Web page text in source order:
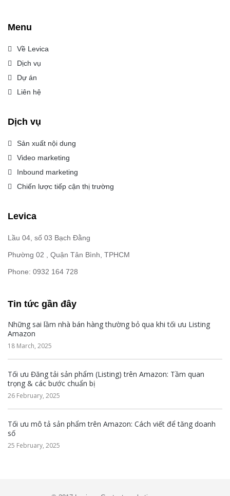
Menu
Về Levica
Dịch vụ
Dự án
Liên hệ
Dịch vụ
Sản xuất nội dung
Video marketing
Inbound marketing
Chiến lược tiếp cận thị trường
Levica
Lầu 04, số 03 Bạch Đằng
Phường 02 , Quận Tân Bình, TPHCM
Phone: 0932 164 728
Tin tức gần đây
Những sai lầm nhà bán hàng thường bỏ qua khi tối ưu Listing
Amazon
18 March, 2025
Tối ưu Đăng tải sản phẩm (Listing) trên Amazon: Tầm quan
trọng & các bước chuẩn bị
26 February, 2025
Tối ưu mô tả sản phẩm trên Amazon: Cách viết để tăng doanh
số
25 February, 2025